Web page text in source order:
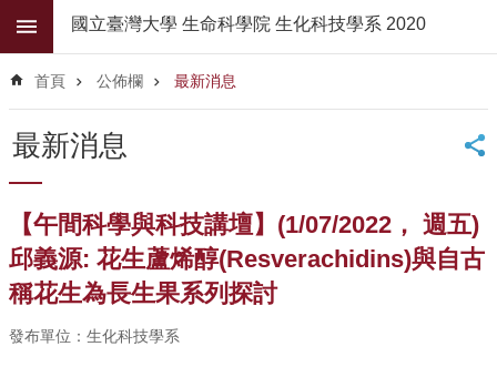
跳到主要內容區塊
階
尋
公
佈
欄
學
系
簡
國立臺灣大學 生命科學院 生化科技學系 2020
首頁 公佈欄 最新消息
最新消息
【午間科學與科技講壇】(1/07/2022， 週五)
邱義源: 花生蘆烯醇(Resverachidins)與自古
稱花生為長生果系列探討
發布單位：生化科技學系